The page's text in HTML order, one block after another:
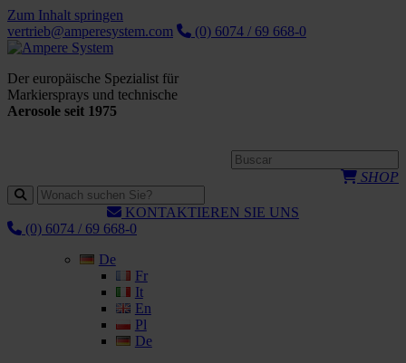
Zum Inhalt springen
vertrieb@amperesystem.com
(0) 6074 / 69 668-0
Der europäische Spezialist für
Markiersprays und technische
Aerosole seit 1975
SHOP
KONTAKTIEREN SIE UNS
(0) 6074 / 69 668-0
De
Fr
It
En
Pl
De